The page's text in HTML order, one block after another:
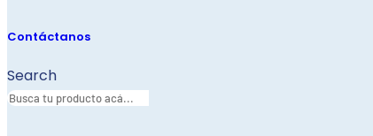
Contáctanos
Search